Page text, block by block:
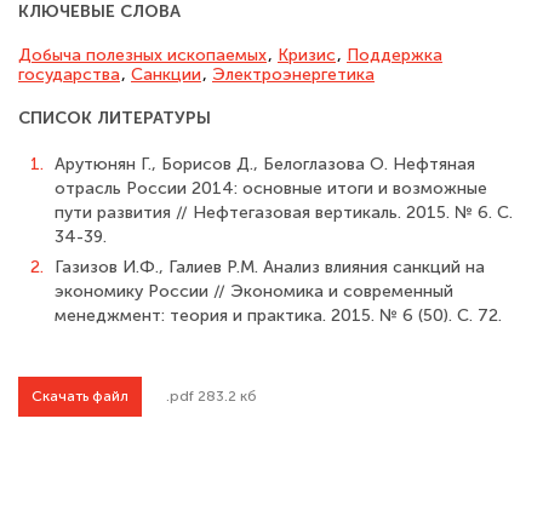
КЛЮЧЕВЫЕ СЛОВА
Добыча полезных ископаемых, Кризис, Поддержка
государства, Санкции, Электроэнер­гетика
СПИСОК ЛИТЕРАТУРЫ
1. Арутюнян Г., Борисов Д., Белоглазова О. Нефтяная
отрасль России 2014: основ­ные итоги и возможные
пути развития // Нефтегазовая вертикаль. 2015. № 6. С.
34-39.
2.
Газизов И.Ф., Галиев Р.М. Анализ влияния санкций на
экономику России // Экономика и современный
менеджмент: теория и практика. 2015. № 6 (50). С. 72.
Скачать файл .pdf 283.2 кб